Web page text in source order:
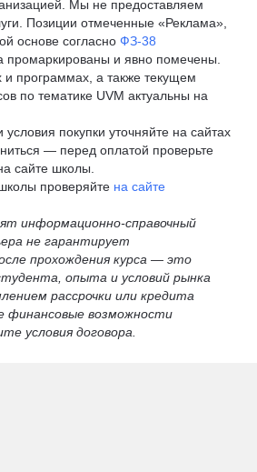
Мы не предоставляем
Позиции отмеченные «Реклама»,
основе согласно ФЗ-38
промаркированы и явно помечены.
программах, а также текущем
по тематике UVM актуальны на
условия покупки уточняйте на сайтах
— перед оплатой проверьте
сайте школы.
проверяйте на сайте
информационно-справочный
не гарантирует
прохождения курса — это
опыта и условий рынка
рассрочки или кредита
финансовые возможности
условия договора.